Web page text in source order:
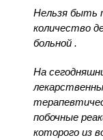
Нельзя быть
количество
больной .
На
побочные
которого из